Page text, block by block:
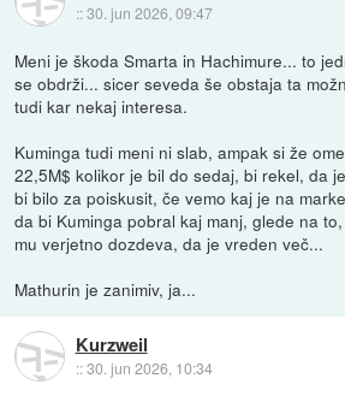
::30. jun 2026, 09:47
Meni je škoda Smarta in Hachimure... to
se obdrži... sicer seveda še obstaja ta
tudi kar nekaj interesa.
Kuminga tudi meni ni slab, ampak si že
22,5M$ kolikor je bil do sedaj, bi rekel, da
bi bilo za poiskusit, če vemo kaj je na
da bi Kuminga pobral kaj manj, glede na
mu verjetno dozdeva, da je vreden več...
Mathurin je zanimiv, ja...
Kurzweil
::30. jun 2026, 10:34